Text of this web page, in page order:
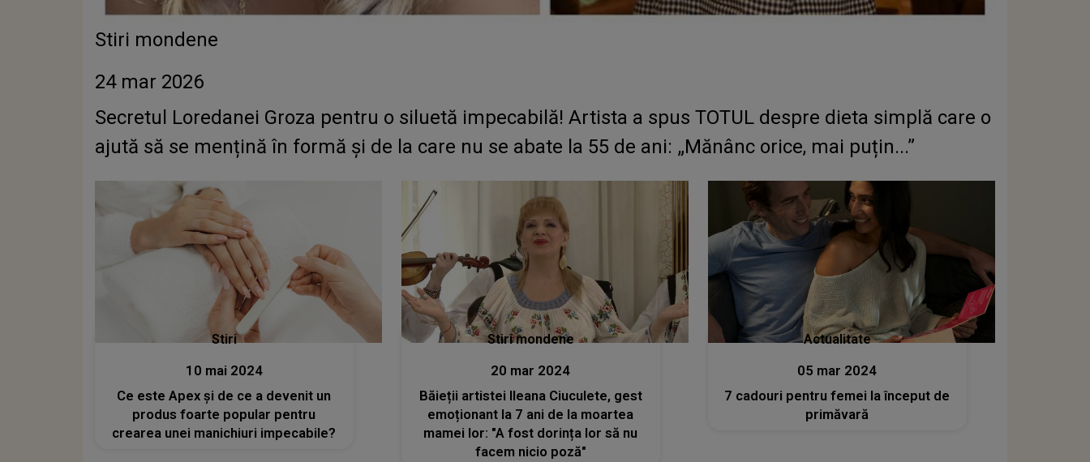
Stiri mondene
24 mar 2026
Secretul Loredanei Groza pentru o siluetă impecabilă! Artista a spus TOTUL despre dieta simplă care o
ajută să se mențină în formă și de la care nu se abate la 55 de ani: „Mănânc orice, mai puțin...”
Stiri
10 mai 2024
Ce este Apex și de ce a devenit un
produs foarte popular pentru
crearea unei manichiuri impecabile?
Stiri mondene
20 mar 2024
Băieții artistei Ileana Ciuculete, gest
emoționant la 7 ani de la moartea
mamei lor: "A fost dorința lor să nu
facem nicio poză"
Actualitate
05 mar 2024
7 cadouri pentru femei la început de
primăvară